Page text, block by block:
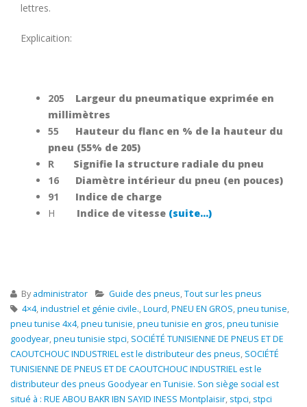
lettres.
Explicaition:
205
Largeur du pneumatique exprimée en
millimètres
55
Hauteur du flanc en % de la hauteur du
pneu (55% de 205)
R
Signifie la structure radiale du pneu
16
Diamètre intérieur du pneu (en pouces)
91
Indice de charge
H Indice de vitesse (suite…)
By administrator Guide des pneus,Tout sur les pneus
4×4,industriel et génie civile.,Lourd,PNEU EN GROS,pneu tunise,
pneu tunise 4x4,pneu tunisie,pneu tunisie en gros,pneu tunisie
goodyear,pneu tunisie stpci, SOCIÉTÉ TUNISIENNE DE PNEUS ET DE
CAOUTCHOUC INDUSTRIEL est le distributeur des pneus, SOCIÉTÉ
TUNISIENNE DE PNEUS ET DE CAOUTCHOUC INDUSTRIEL est le
distributeur des pneus Goodyear en Tunisie. Son siège social est
situé à : RUE ABOU BAKR IBN SAYID INESS Montplaisir, stpci, stpci